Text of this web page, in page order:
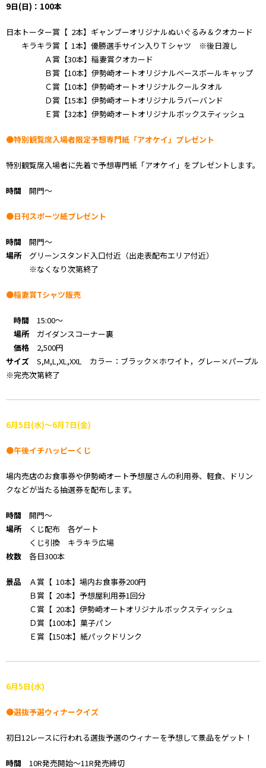
9日(日)：100本
日本トーター賞【 2本】ギャンブーオリジナルぬいぐるみ＆クオカード
キラキラ賞【 1本】優勝選手サイン入りＴシャツ ※後日渡し
Ａ賞【30本】稲妻賞クオカード
Ｂ賞【10本】伊勢崎オートオリジナルベースボールキャップ
Ｃ賞【10本】伊勢崎オートオリジナルクールタオル
Ｄ賞【15本】伊勢崎オートオリジナルラバーバンド
Ｅ賞【32本】伊勢崎オートオリジナルボックスティッシュ
●特別観覧席入場者限定予想専門紙「アオケイ」プレゼント
特別観覧席入場者に先着で予想専門紙「アオケイ」をプレゼントします。
時間 開門～
●日刊スポーツ紙プレゼント
時間 開門～
場所グリーンスタンド入口付近（出走表配布エリア付近）
※なくなり次第終了
●稲妻賞Tシャツ販売
時間 15:00～
場所ガイダンスコーナー裏
価格 2,500円
サイズ S,M,L,XL,XXL カラー：ブラック×ホワイト，グレー×パープル
※完売次第終了
6月5日(水)～6月7日(金)
●午後イチハッピーくじ
場内売店のお食事券や伊勢崎オート予想屋さんの利用券、軽食、ドリン
クなどが当たる抽選券を配布します。
時間 開門〜
場所くじ配布 各ゲート
くじ引換 キラキラ広場
枚数 各日300本
景品 Ａ賞【 10本】場内お食事券200円
Ｂ賞【 20本】予想屋利用券1回分
Ｃ賞【 20本】伊勢崎オートオリジナルボックスティッシュ
Ｄ賞【100本】菓子パン
Ｅ賞【150本】紙パックドリンク
6月5日(水)
●選抜予選ウィナークイズ
初日12レースに行われる選抜予選のウィナーを予想して景品をゲット！
時間 10R発売開始～11R発売締切